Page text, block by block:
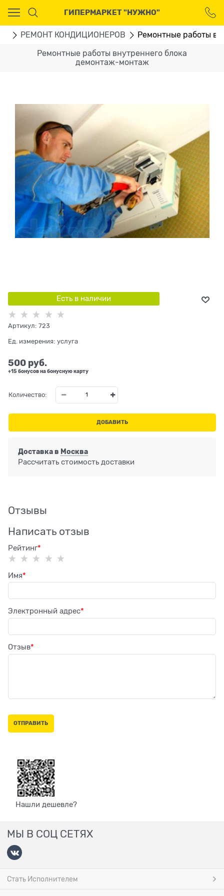
ГИПЕРМАРКЕТ "НУЖНО"
РЕМОНТ КОНДИЦИОНЕРОВ Ремонтные работы
Ремонтные работы внутреннего блока
демонтаж-монтаж
Есть в наличии
Артикул: 723
Ед. измерения: услуга
500 руб.
+15 бонусов на бонусную карту
Количество:
ДОБАВИТЬ
Доставка в Москва
Рассчитать стоимость доставки
Отзывы
Написать отзыв
Рейтинг
Имя
Электронный адрес
Отзыв
Нашли дешевле?
МЫ В СОЦ СЕТЯХ
Стать Исполнителем
Ваш город - Москва,
угадали?
ДА НЕТ